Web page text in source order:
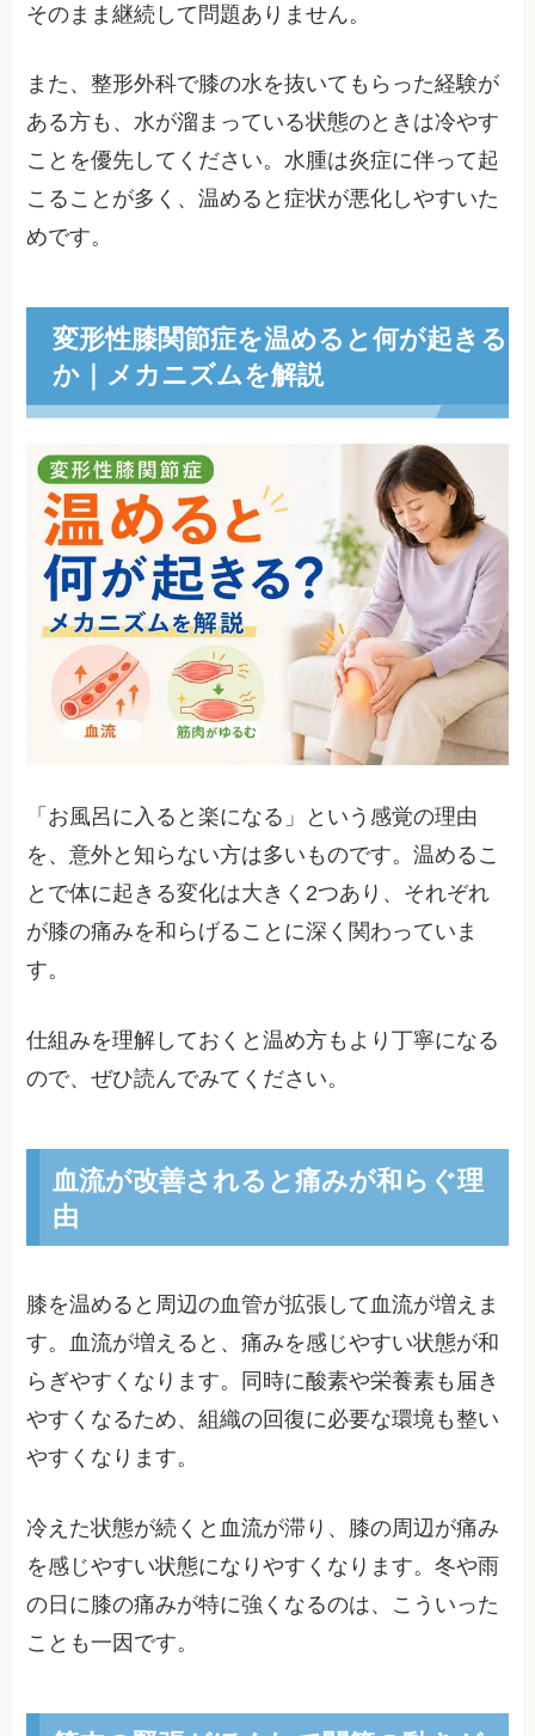
そのまま継続して問題ありません。
また、整形外科で膝の水を抜いてもらった経験が
ある方も、水が溜まっている状態のときは冷やす
ことを優先してください。水腫は炎症に伴って起
こることが多く、温めると症状が悪化しやすいた
めです。
変形性膝関節症を温めると何が起きる
か｜メカニズムを解説
「お風呂に入ると楽になる」という感覚の理由
を、意外と知らない方は多いものです。温めるこ
とで体に起きる変化は大きく2つあり、それぞれ
が膝の痛みを和らげることに深く関わっていま
す。
仕組みを理解しておくと温め方もより丁寧になる
ので、ぜひ読んでみてください。
血流が改善されると痛みが和らぐ理
由
膝を温めると周辺の血管が拡張して血流が増えま
す。血流が増えると、痛みを感じやすい状態が和
らぎやすくなります。同時に酸素や栄養素も届き
やすくなるため、組織の回復に必要な環境も整い
やすくなります。
冷えた状態が続くと血流が滞り、膝の周辺が痛み
を感じやすい状態になりやすくなります。冬や雨
の日に膝の痛みが特に強くなるのは、こういった
ことも一因です。